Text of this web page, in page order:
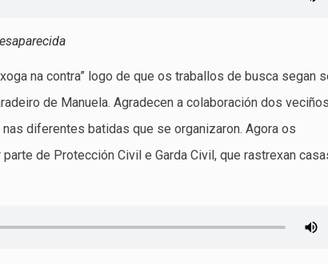
na contra” logo de que os traballos de busca segan
de Manuela. Agradecen a colaboración dos
diferentes batidas que se organizaron. Agora os
de Protección Civil e Garda Civil, que rastrexan